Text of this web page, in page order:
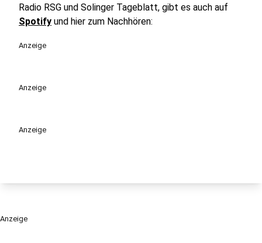
Radio RSG und Solinger Tageblatt, gibt es auch auf
Spotify und hier zum Nachhören:
Anzeige
Anzeige
Anzeige
Anzeige